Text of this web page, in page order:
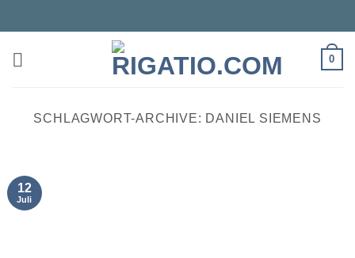
0
SCHLAGWORT-ARCHIVE: DANIEL SIEMENS
12
Juli